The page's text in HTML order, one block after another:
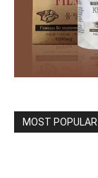
MOST POPULAR